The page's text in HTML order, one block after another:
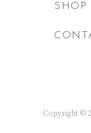
SHOP
Copyright ©